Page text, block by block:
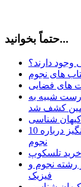
حتماً بخوانید...
وجود دارند؟
های نجوم
های فضایی
شبیه به
کشف شد
شناسی
10 واقعیت عجیب و شگفت انگیز درباره
نجوم
تلسکوپ
رشته نجوم و
فیزیک